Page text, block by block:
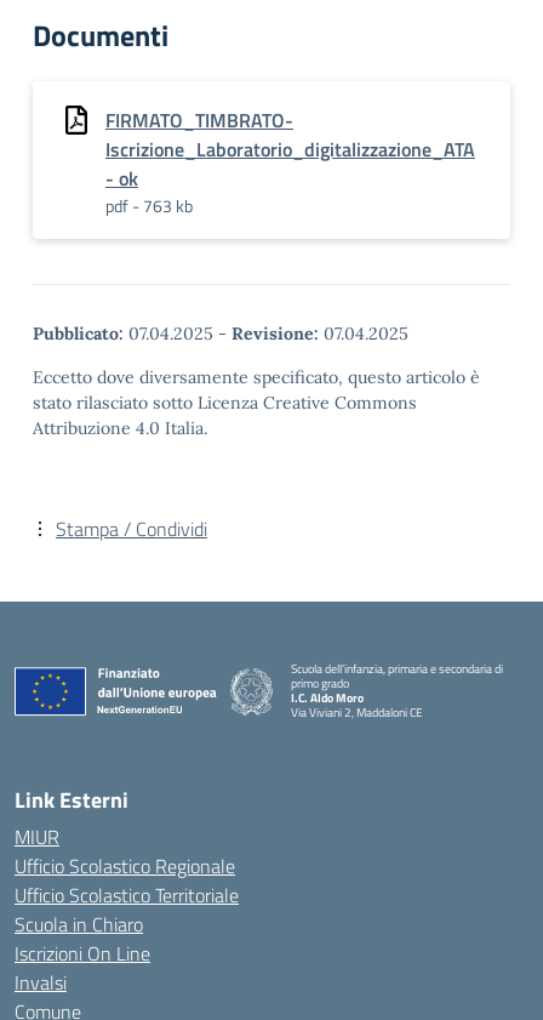
Documenti
FIRMATO_TIMBRATO-
Iscrizione_Laboratorio_digitalizzazione_ATA
- ok
pdf - 763 kb
Pubblicato: 07.04.2025 - Revisione: 07.04.2025
Eccetto dove diversamente specificato, questo articolo è
stato rilasciato sotto Licenza Creative Commons
Attribuzione 4.0 Italia.
Stampa / Condividi
Scuola dell’infanzia, primaria e secondaria di
primo grado
I.C. Aldo Moro
Via Viviani 2, Maddaloni CE
Link Esterni
MIUR
Ufficio Scolastico Regionale
Ufficio Scolastico Territoriale
Scuola in Chiaro
Iscrizioni On Line
Invalsi
Comune